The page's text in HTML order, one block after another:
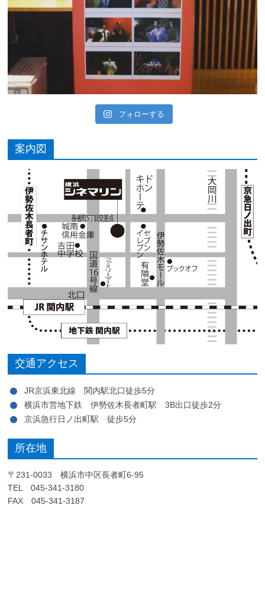
フォローする
案内図
交通アクセス
JR京浜東北線 関内駅北口徒歩5分
横浜市営地下鉄 伊勢佐木長者町駅 3B出口徒歩2分
京浜急行日ノ出町駅 徒歩5分
所在地
〒231-0033 横浜市中区長者町6-95
TEL 045-341-3180
FAX 045-341-3187